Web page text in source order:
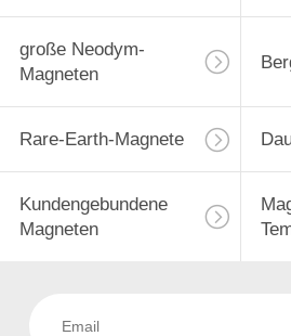
große Neodym-
Magneten
Rare-Earth-Magnete
Kundengebundene
Magneten